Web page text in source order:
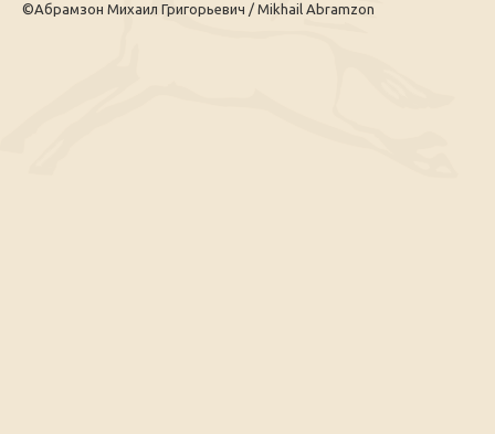
©Абрамзон Михаил Григорьевич / Mikhail Abramzon